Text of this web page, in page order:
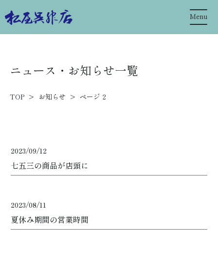
Menu
ニュース・お知らせ一覧
TOP > お知らせ > ページ 2
2023/09/12
七五三の商品が店頭に
2023/08/11
夏休み期間の営業時間